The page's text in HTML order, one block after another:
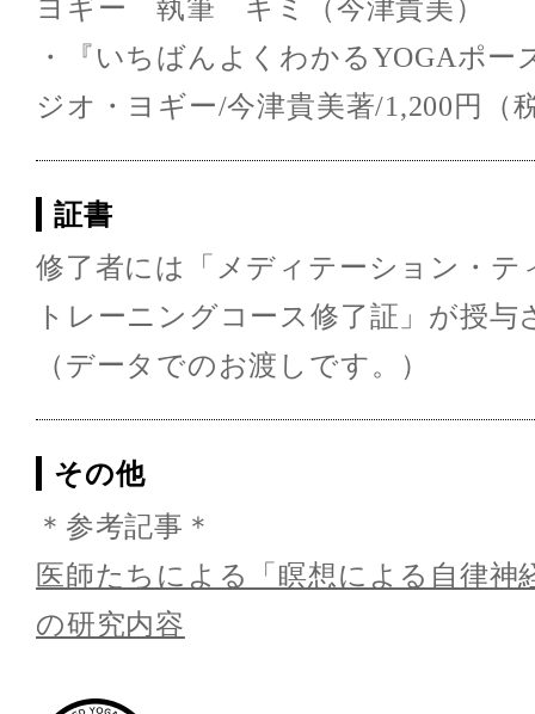
ヨギー 執筆 キミ（今津貴美）
・『いちばんよくわかるYOGAポー
ジオ・ヨギー/今津貴美著/1,200円（
証書
修了者には「メディテーション・テ
トレーニングコース修了証」が授与
（データでのお渡しです。）
その他
＊参考記事＊
医師たちによる「瞑想による自律神
の研究内容